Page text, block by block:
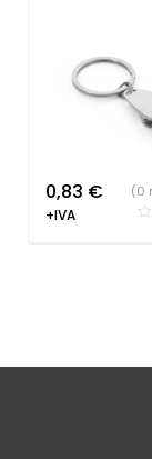
0,83 €
+IVA
(0